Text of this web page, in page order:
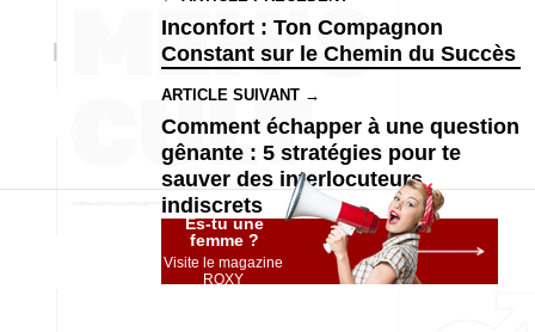
Inconfort : Ton Compagnon
Constant sur le Chemin du Succès
ARTICLE SUIVANT →
Comment échapper à une question
gênante : 5 stratégies pour te
sauver des interlocuteurs
indiscrets
Es-tu une
femme ?
Visite le magazine
ROXY